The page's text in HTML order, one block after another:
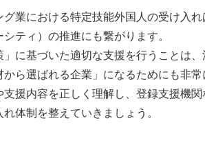
グ業における特定技能外国人の受け入
ティ）の推進にも繋がります。
」に基づいた適切な支援を行うことは
から選ばれる企業」になるためにも非常
支援内容を正しく理解し、登録支援機
体制を整えていきましょう。